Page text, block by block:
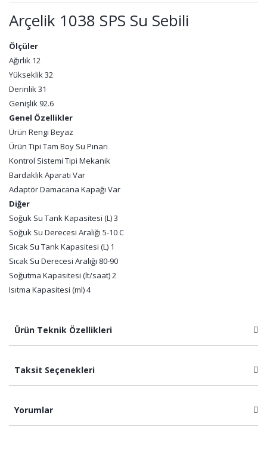
Arçelik 1038 SPS Su Sebili
Ölçüler
Ağırlık 12
Yükseklik 32
Derinlik 31
Genişlik 92.6
Genel Özellikler
Ürün Rengi Beyaz
Ürün Tipi Tam Boy Su Pınarı
Kontrol Sistemi Tipi Mekanik
Bardaklık Aparatı Var
Adaptör Damacana Kapağı Var
Diğer
Soğuk Su Tank Kapasitesi (L) 3
Soğuk Su Derecesi Aralığı 5-10 C
Sıcak Su Tank Kapasitesi (L) 1
Sıcak Su Derecesi Aralığı 80-90
Soğutma Kapasitesi (lt/saat) 2
Isıtma Kapasitesi (ml) 4
Ürün Teknik Özellikleri
Taksit Seçenekleri
Yorumlar